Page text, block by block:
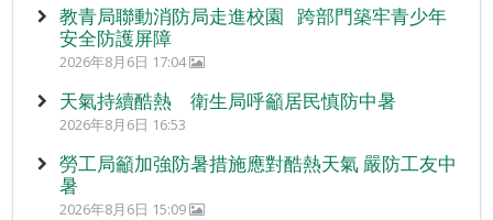
教青局聯動消防局走進校園 跨部門築牢青少年
安全防護屏障
2026年8月6日 17:04
天氣持續酷熱 衛生局呼籲居民慎防中暑
2026年8月6日 16:53
勞工局籲加強防暑措施應對酷熱天氣 嚴防工友中
暑
2026年8月6日 15:09